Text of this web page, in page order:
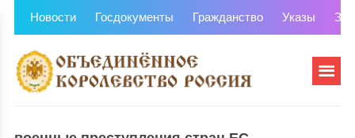
Новости Госдокументы Гражданство Указы